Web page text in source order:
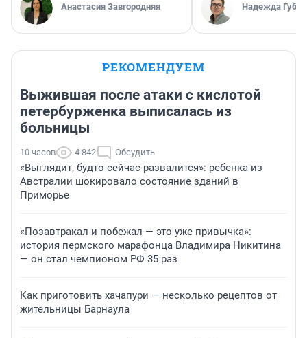
Анастасия Завгородняя Надежда
РЕКОМЕНДУЕМ
Выжившая после атаки с кислотой
петербурженка выписалась из
больницы
10 часов 4 842 Обсудить
«Выглядит, будто сейчас развалится»: ребенка из
Австралии шокировало состояние зданий в
Приморье
«Позавтракал и побежал — это уже привычка»:
история пермского марафонца Владимира Никитина
— он стал чемпионом РФ 35 раз
Как приготовить хачапури — несколько рецептов от
жительницы Барнаула